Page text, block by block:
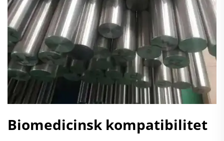
Biomedicinsk kompatibilitet